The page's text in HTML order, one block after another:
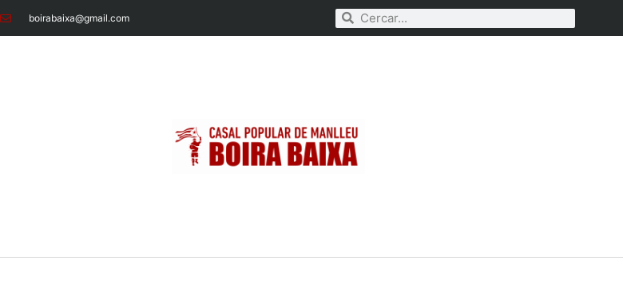
boirabaixa@gmail.com